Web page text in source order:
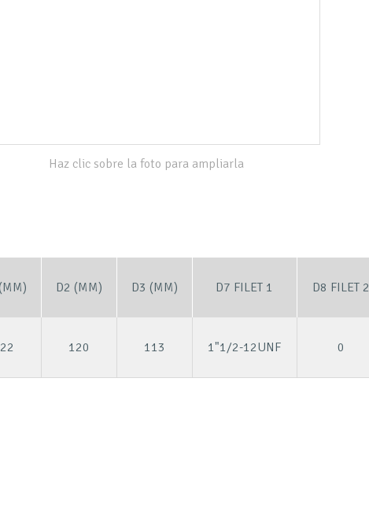
Haz clic sobre la foto para ampliarla
D2 (MM) D3 (MM) D7 FILET 1 D8 FILET 2
120 113 1"1/2-12UNF 0